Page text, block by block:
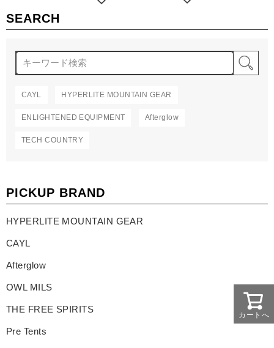
SEARCH
CAYL HYPERLITE MOUNTAIN GEAR
ENLIGHTENED EQUIPMENT Afterglow
TECH COUNTRY
PICKUP BRAND
HYPERLITE MOUNTAIN GEAR
CAYL
Afterglow
OWL MILS
THE FREE SPIRITS
Pre Tents
カートへ